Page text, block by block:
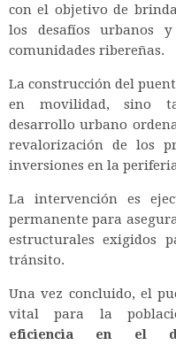
con el objetivo de
los desafíos urbanos
comunidades ribereñas.
La construcción del
en movilidad, sino
desarrollo urbano
revalorización de los
inversiones en la
La intervención es
permanente para
estructurales exigidos
tránsito.
Una vez concluido, el
vital para la
eficiencia en el